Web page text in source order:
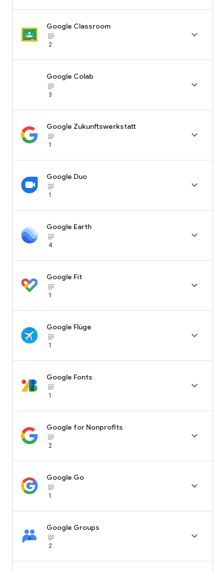
Google Classroom
subject_black
2

Google Colab
subject_black
3

Google Zukunftswerkstatt
subject_black
1

Google Duo
subject_black
1

Google Earth
subject_black
4

Google Fit
subject_black
1

Google Flüge
subject_black
1

Google Fonts
subject_black
1

Google for Nonprofits
subject_black
2

Google Go
subject_black
1

Google Groups
subject_black
2
